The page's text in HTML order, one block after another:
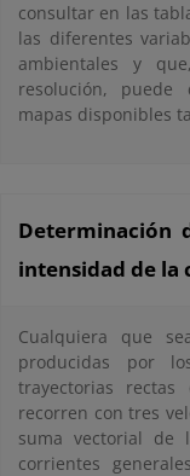
consultar en las
las diferentes
ambientales y
resolución, puede
mapas disponibles
Determinación
intensidad de la
Cualquiera que
producidas por
trayectorias
recorren con tres
suma vectorial de
corrientes